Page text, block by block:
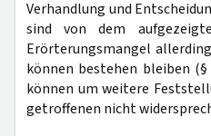
Verhandlung und
sind von dem
Erörterungsmangel
können bestehen bleiben (§
können um weitere
getroffenen nicht